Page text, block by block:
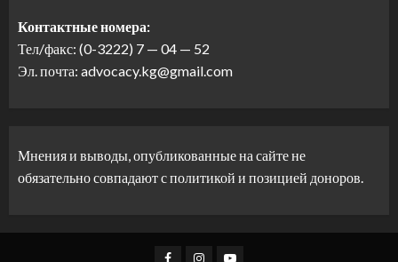
Контактные номера:
Тел/факс: (0-3222) 7 — 04 — 52
Эл. почта: advocacy.kg@gmail.com
Мнения и выводы, опубликованные на сайте не
обязательно совпадают с политикой и позицией доноров.
Facebook
Instagram
Youtube